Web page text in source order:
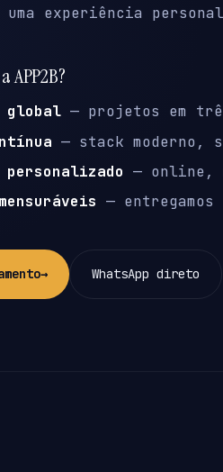
experiência
APP2B?
global — projetos em
— stack moderno,
personalizado — online,
—
→ WhatsApp direto